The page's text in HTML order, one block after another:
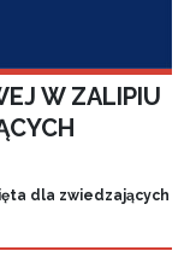
W ZALIPIU
dla zwiedzających